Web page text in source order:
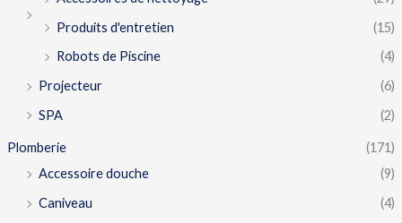
Produits d'entretien
(15)
Robots de Piscine
(4)
Projecteur
(6)
SPA
(2)
Plomberie
(171)
Accessoire douche
(9)
Caniveau
(4)